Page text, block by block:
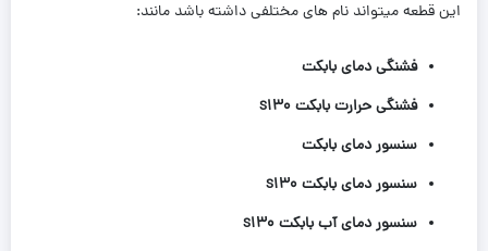
این قطعه میتواند نام های مختلفی داشته باشد مانند:
فشنگی دمای بابکت
فشنگی حرارت بابکت s130
سنسور دمای بابکت
سنسور دمای بابکت s130
سنسور دمای آب بابکت s130